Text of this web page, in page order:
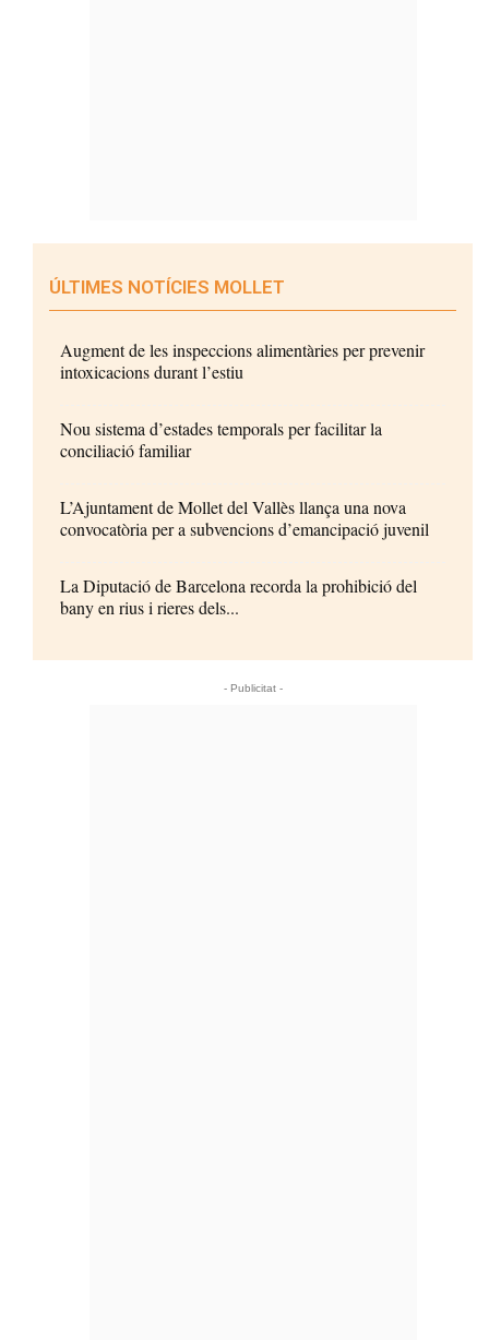
ÚLTIMES NOTÍCIES MOLLET
Augment de les inspeccions alimentàries per prevenir
intoxicacions durant l’estiu
Nou sistema d’estades temporals per facilitar la
conciliació familiar
L’Ajuntament de Mollet del Vallès llança una nova
convocatòria per a subvencions d’emancipació juvenil
La Diputació de Barcelona recorda la prohibició del
bany en rius i rieres dels...
- Publicitat -